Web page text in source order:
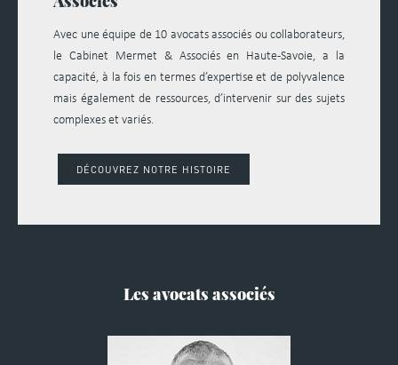
Avec une équipe de 10 avocats associés ou collaborateurs,
le Cabinet Mermet & Associés en Haute-Savoie, a la
capacité, à la fois en termes d’expertise et de polyvalence
mais également de ressources, d’intervenir sur des sujets
complexes et variés.
DÉCOUVREZ NOTRE HISTOIRE
Les avocats associés